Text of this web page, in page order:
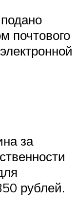
почтового
за
рублей.